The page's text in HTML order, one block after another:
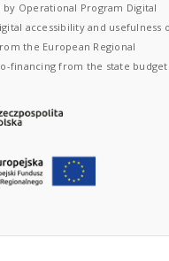
Operational Program Digital
accessibility and usefulness
the European Regional
financing from the state budget.